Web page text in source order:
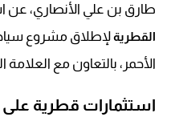
طارق بن علي الأنصاري، عن
القطريةلإطلاق مشروع
الأحمر، بالتعاون مع العلامة
استثمارات قطرية